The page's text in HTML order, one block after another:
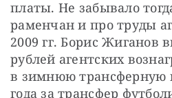
платы. Не забывало
раменчан и про труды
2009 гг. Борис Жиганов
рублей агентских
в зимнюю трансферную
года за трансфер